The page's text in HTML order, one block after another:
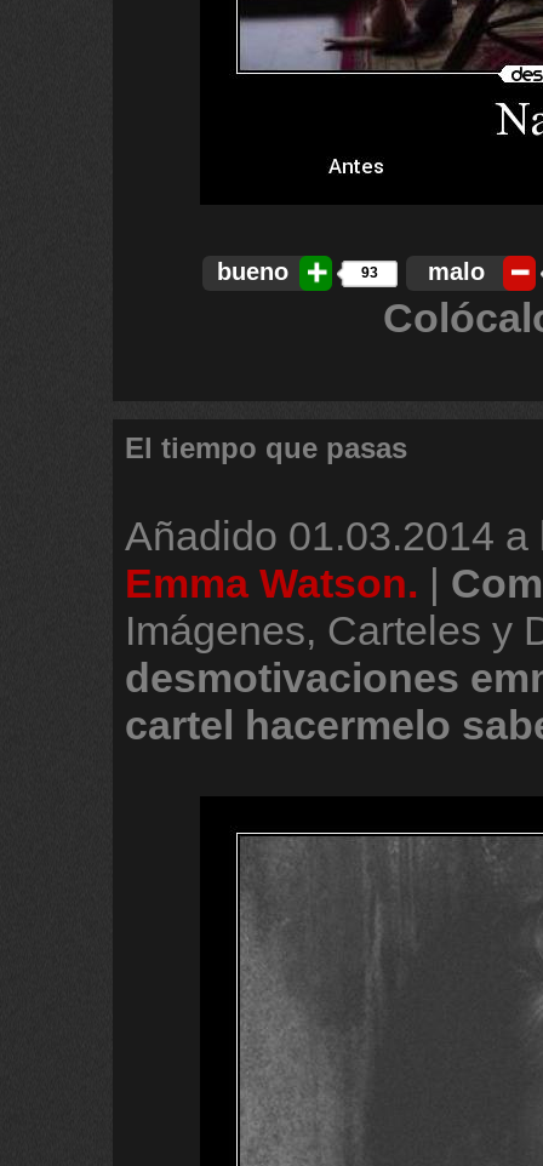
bueno 93 malo
El tiempo que pasas
Añadido 01.03.2014 a
Emma Watson. |
Imágenes, Carteles y
desmotivaciones
cartel hacermelo